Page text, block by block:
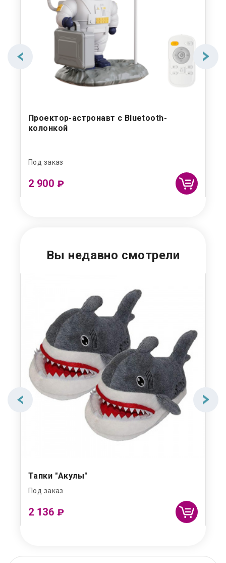
Проектор-астронавт с Bluetooth-
колонкой
Под заказ
2 900 ₽
Вы недавно смотрели
Тапки "Акулы"
Под заказ
2 136 ₽